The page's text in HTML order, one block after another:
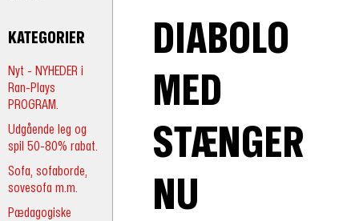
KATEGORIER
Nyt - NYHEDER i
Ran-Plays
PROGRAM.
Udgående leg og
spil 50-80% rabat.
Sofa, sofaborde,
sovesofa m.m.
Pædagogiske
DIABOLO
MED
STÆNGER
NU